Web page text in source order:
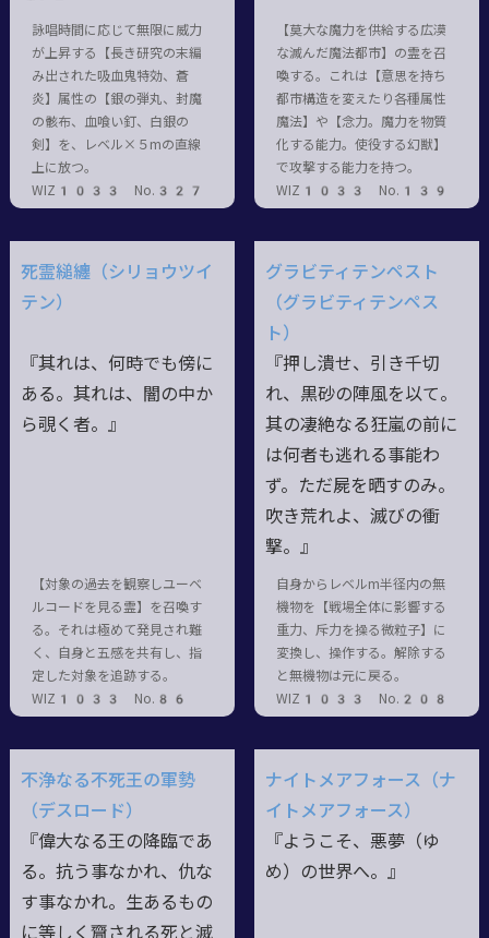
詠唱時間に応じて無限に威力
が上昇する【長き研究の末編
み出された吸血鬼特効、蒼
炎】属性の【銀の弾丸、封魔
の骸布、血喰い釘、白銀の
剣】を、レベル×５mの直線
上に放つ。
WIZ1033 No.327
【莫大な魔力を供給する広漠
な滅んだ魔法都市】の霊を召
喚する。これは【意思を持ち
都市構造を変えたり各種属性
魔法】や【念力。魔力を物質
化する能力。使役する幻獣】
で攻撃する能力を持つ。
WIZ1033 No.139
死霊縋纏（シリョウツイ
テン）
『其れは、何時でも傍に
ある。其れは、闇の中か
ら覗く者。』
【対象の過去を観察しユーベ
ルコードを見る霊】を召喚す
る。それは極めて発見され難
く、自身と五感を共有し、指
定した対象を追跡する。
WIZ1033 No.86
グラビティテンペスト
（グラビティテンペス
ト）
『押し潰せ、引き千切
れ、黒砂の陣風を以て。
其の凄絶なる狂嵐の前に
は何者も逃れる事能わ
ず。ただ屍を晒すのみ。
吹き荒れよ、滅びの衝
撃。』
自身からレベルm半径内の無
機物を【戦場全体に影響する
重力、斥力を操る微粒子】に
変換し、操作する。解除する
と無機物は元に戻る。
WIZ1033 No.208
不浄なる不死王の軍勢
（デスロード）
『偉大なる王の降臨であ
る。抗う事なかれ、仇な
す事なかれ。生あるもの
に等しく齎される死と滅
ナイトメアフォース（ナ
イトメアフォース）
『ようこそ、悪夢（ゆ
め）の世界へ。』